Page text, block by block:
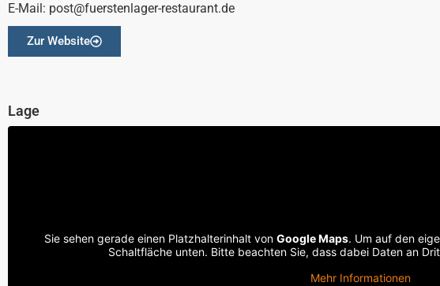
E-Mail: post@fuerstenlager-restaurant.de
Zur Website
Lage
Sie sehen gerade einen Platzhalterinhalt vonGoogle Maps. Um auf den
Schaltfläche unten. Bitte beachten Sie, dass dabei Daten an
Mehr Informationen